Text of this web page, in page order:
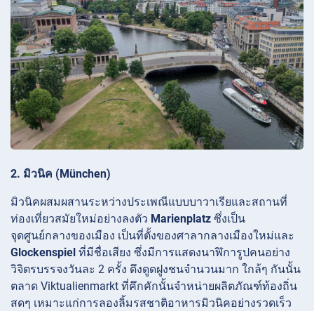
2. มิวนิค (München)
มิวนิคผสมผสานระหว่างประเพณีแบบบาวาเรียและสถานที่
ท่องเที่ยวสมัยใหม่อย่างลงตัว Marienplatz ซึ่งเป็น
จุดศูนย์กลางของเมือง เป็นที่ตั้งของศาลากลางเมืองใหม่และ
Glockenspiel ที่มีชื่อเสียง ซึ่งมีการแสดงนาฬิการูปคนอย่าง
วิจิตรบรรจงวันละ 2 ครั้ง ดึงดูดฝูงชนจำนวนมาก ใกล้ๆ กันนั้น
ตลาด Viktualienmarkt ที่คึกคักนั้นจำหน่ายผลิตภัณฑ์ท้องถิ่น
สดๆ เหมาะแก่การลองลิ้มรสชาติอาหารมิวนิคอย่างรวดเร็ว